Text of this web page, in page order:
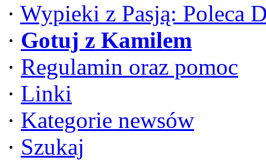
· Wypieki z Pasją: Poleca
· Gotuj z Kamilem
· Regulamin oraz pomoc
· Linki
· Kategorie newsów
· Szukaj